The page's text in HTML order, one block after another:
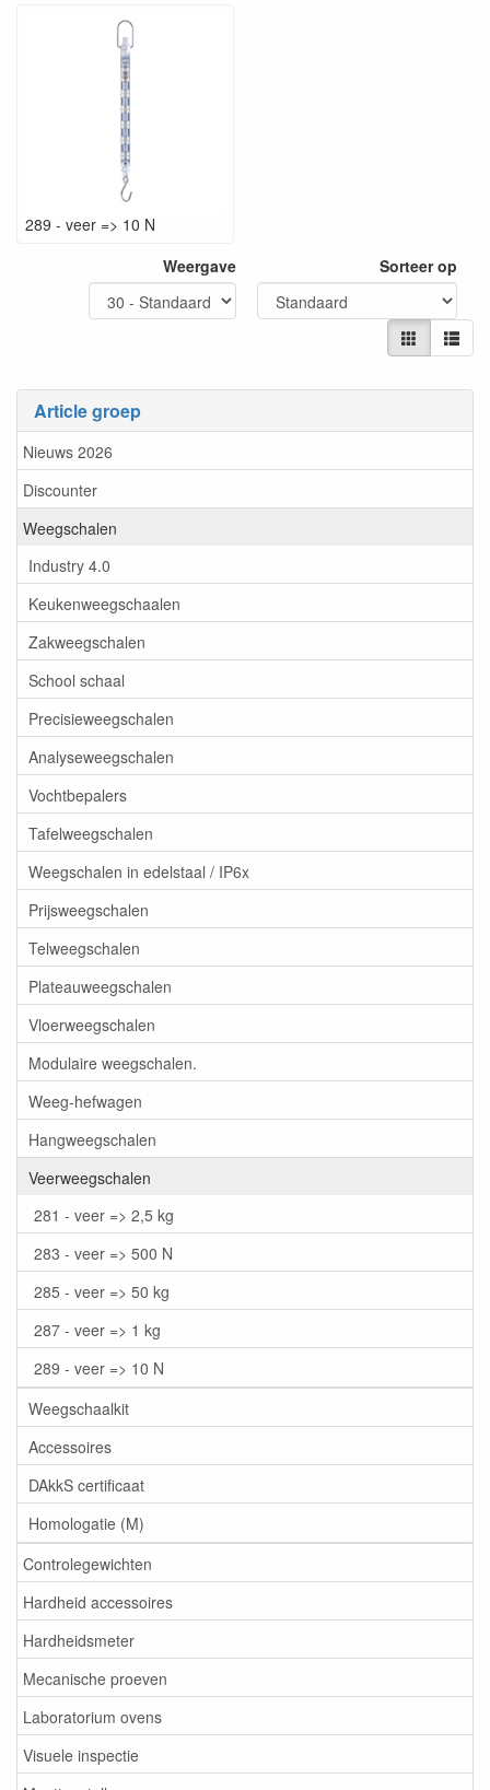
Article groep
Nieuws 2026
Discounter
Weegschalen
Industry 4.0
Keukenweegschaalen
Zakweegschalen
School schaal
Precisieweegschalen
Analyseweegschalen
Vochtbepalers
Tafelweegschalen
Weegschalen in edelstaal / IP6x
Prijsweegschalen
Telweegschalen
Plateauweegschalen
Vloerweegschalen
Modulaire weegschalen.
Weeg-hefwagen
Hangweegschalen
Veerweegschalen
281 - veer => 2,5 kg
283 - veer => 500 N
285 - veer => 50 kg
287 - veer => 1 kg
289 - veer => 10 N
Weegschaalkit
Accessoires
DAkkS certificaat
Homologatie (M)
Controlegewichten
Hardheid accessoires
Hardheidsmeter
Mecanische proeven
Laboratorium ovens
Visuele inspectie
289 - veer => 10 N
Weergave
Sorteer op